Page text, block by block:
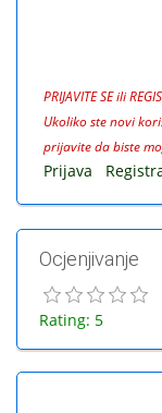
PRIJAVITE SE ili
Ukoliko ste novi
prijavite da biste
Prijava
Ocjenjivanje
Rating: 5